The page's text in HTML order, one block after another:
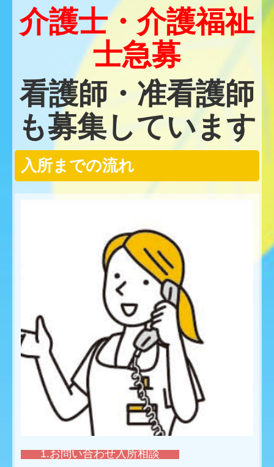
ヘリオスクリニックのご案内
特別養護老人ホーム 川里苑
看護助手(常勤) 募集
正看護師 募集
事務 募集
病児保育室 パンジーキッズ
介護医療院の特徴
1日の流れ
入所までの流れ
介護医療院料金表
介護士・介護福祉
士急募
看護師・准看護師
も募集しています
入所までの流れ
1.お問い合わせ入所相談